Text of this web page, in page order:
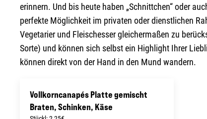
erinnern. Und bis heute haben „Schnittchen“ oder
perfekte Möglichkeit im privaten oder dienstlichen
Vegetarier und Fleischesser gleichermaßen zu
Sorte) und können sich selbst ein Highlight Ihrer
können direkt von der Hand in den Mund wandern.
Vollkorncanapés Platte gemischt
Braten, Schinken, Käse